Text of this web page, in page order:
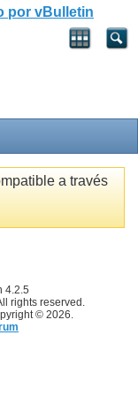
a través
4.2.5
rights reserved.
© 2026.